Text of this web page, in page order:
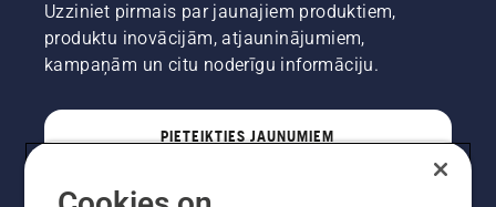
Uzziniet pirmais par jaunajiem produktiem,
produktu inovācijām, atjauninājumiem,
kampaņām un citu noderīgu informāciju.
PIETEIKTIES JAUNUMIEM